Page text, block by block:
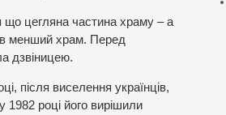
що цегляна частина храму – а
менший храм. Перед
дзвіницею.
після виселення українців,
році його вирішили